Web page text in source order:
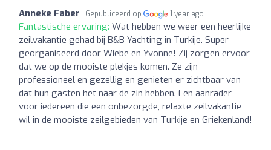
Anneke Faber Gepubliceerd op 1 year ago
Fantastische ervaring: Wat hebben we weer een heerlijke
zeilvakantie gehad bij B&B Yachting in Turkije. Super
georganiseerd door Wiebe en Yvonne! Zij zorgen ervoor
dat we op de mooiste plekjes komen. Ze zijn
professioneel en gezellig en genieten er zichtbaar van
dat hun gasten het naar de zin hebben. Een aanrader
voor iedereen die een onbezorgde, relaxte zeilvakantie
wil in de mooiste zeilgebieden van Turkije en Griekenland!